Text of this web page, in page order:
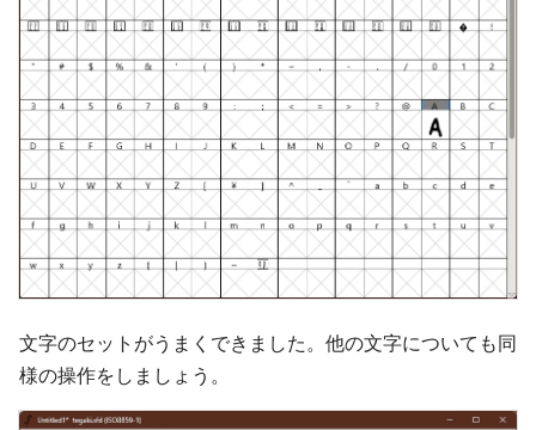
文字のセットがうまくできました。他の文字についても同
様の操作をしましょう。